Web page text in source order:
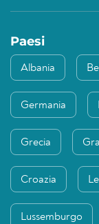
Paesi
Albania
Germania
Grecia
Croazia
Lussemburgo